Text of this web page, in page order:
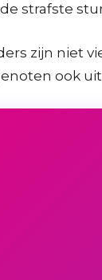
strafste
zijn niet
ook